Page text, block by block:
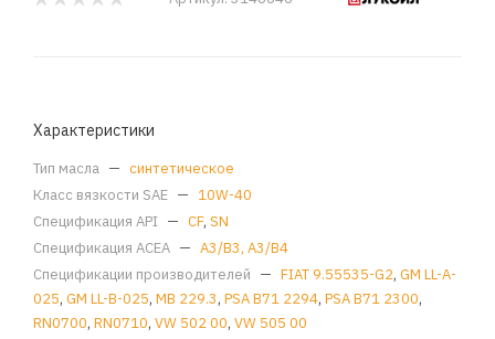
Характеристики
Тип масла — синтетическое
Класс вязкости SAE — 10W-40
Спецификация API — CF, SN
Спецификация ACEA — A3/B3, A3/B4
Спецификации производителей — FIAT 9.55535-G2, GM LL-A-
025, GM LL-B-025, MB 229.3, PSA B71 2294, PSA B71 2300,
RN0700, RN0710, VW 502 00, VW 505 00